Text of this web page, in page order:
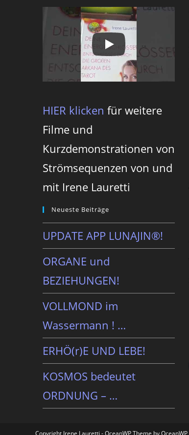
HIER klicken für weitere
Filme und
Kurzdemonstrationen von
Strömsequenzen von und
mit Irene Lauretti
Neueste Beiträge
UPDATE APP LUNAJIN®!
ORGANE und
BEZIEHUNGEN!
VOLLMOND im
Wassermann ! …
ERHÖ(r)E UND LEBE!
KOSMOS bedeutet
ORDNUNG – …
Copyright Irene Lauretti - OceanWP Theme by OceanWP